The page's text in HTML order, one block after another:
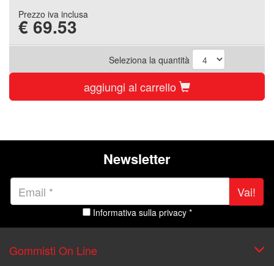
Prezzo iva inclusa
€ 69.53
Seleziona la quantità
aggiungi al carrello
Newsletter
Vai!
Informativa sulla privacy *
Gommisti On Line